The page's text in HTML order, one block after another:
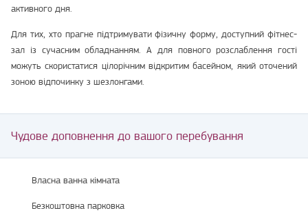
активного дня.
Для тих, хто прагне підтримувати фізичну форму, доступний фітнес-
зал із сучасним обладнанням. А для повного розслаблення гості
можуть скористатися цілорічним відкритим басейном, який оточений
зоною відпочинку з шезлонгами.
Чудове доповнення до вашого перебування
Власна ванна кімната
Безкоштовна парковка